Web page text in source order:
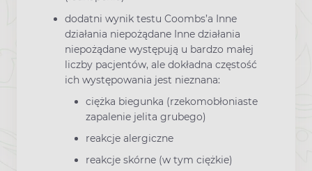
dodatni wynik testu Coombs’a Inne
działania niepożądane Inne działania
niepożądane występują u bardzo małej
liczby pacjentów, ale dokładna częstość
ich występowania jest nieznana:
ciężka biegunka (rzekomobłoniaste
zapalenie jelita grubego)
reakcje alergiczne
reakcje skórne (w tym ciężkie)